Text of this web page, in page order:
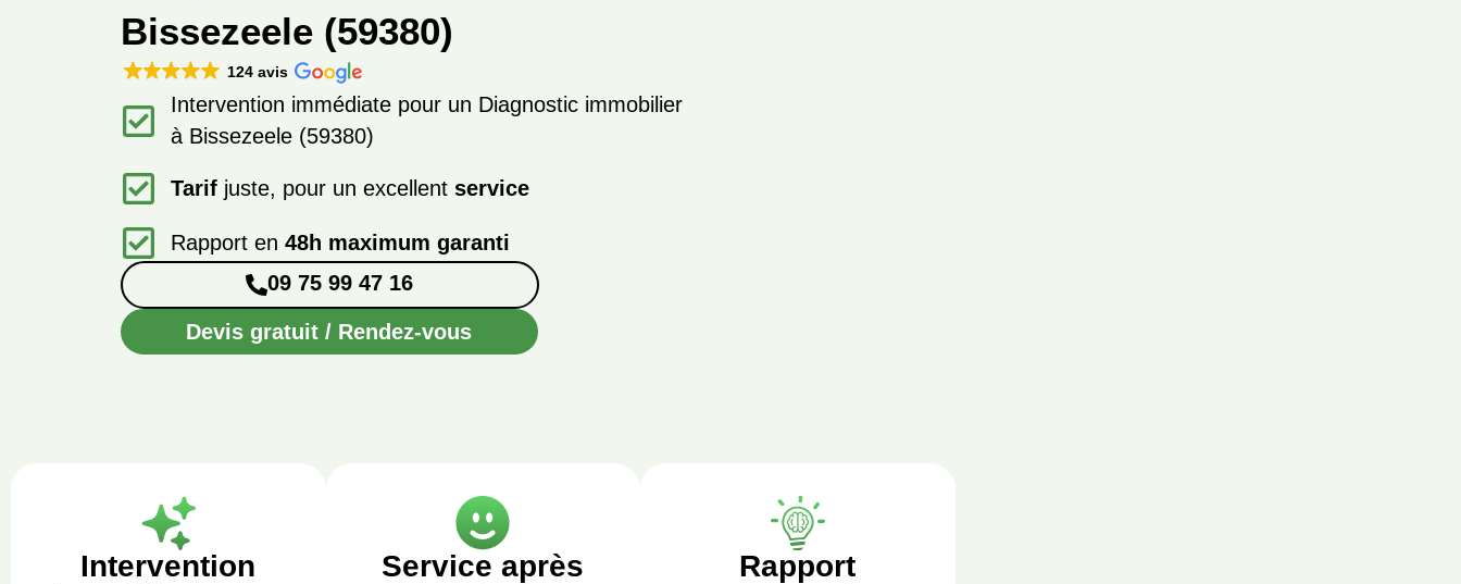
Bissezeele (59380)
124 avis
Intervention immédiate pour un Diagnostic immobilier
à Bissezeele (59380)
Tarif juste, pour un excellentservice
Rapport en48h maximum garanti
09 75 99 47 16
Devis gratuit / Rendez-vous
Intervention
Service après
Rapport